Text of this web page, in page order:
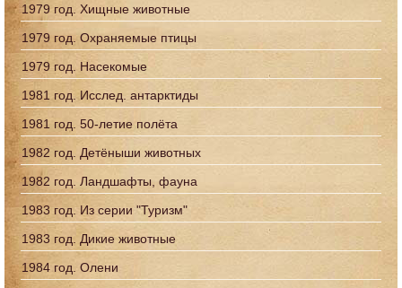
1979 год. Хищные животные
1979 год. Охраняемые птицы
1979 год. Насекомые
1981 год. Исслед. антарктиды
1981 год. 50-летие полёта
1982 год. Детёныши животных
1982 год. Ландшафты, фауна
1983 год. Из серии "Туризм"
1983 год. Дикие животные
1984 год. Олени